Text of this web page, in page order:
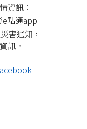
資訊：
e點通app
害通知，
訊。